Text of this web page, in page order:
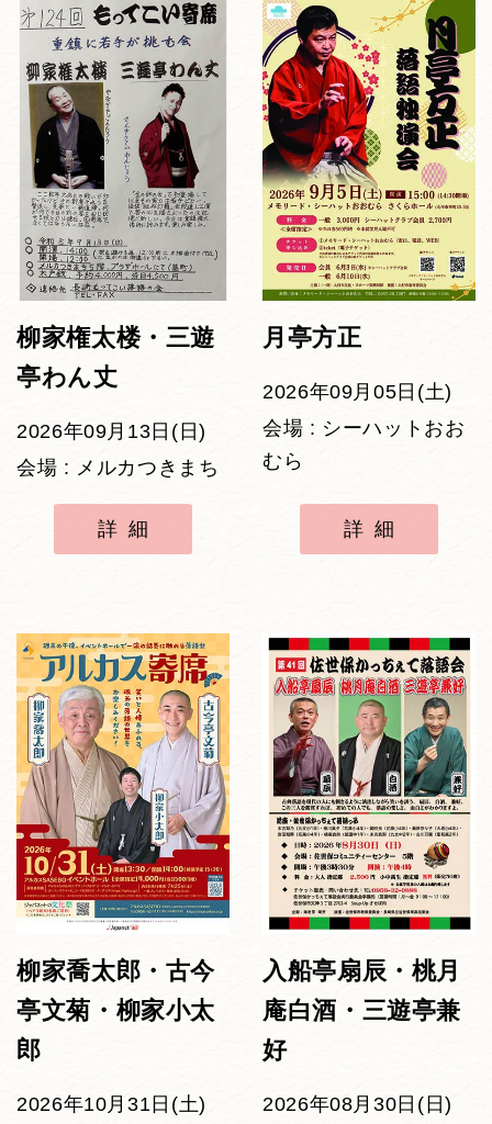
柳家権太楼・三遊
亭わん丈
2026年09月13日(日)
会場 : メルカつきまち
詳細
月亭方正
2026年09月05日(土)
会場 : シーハットおお
むら
詳細
柳家喬太郎・古今
亭文菊・柳家小太
郎
2026年10月31日(土)
入船亭扇辰・桃月
庵白酒・三遊亭兼
好
2026年08月30日(日)